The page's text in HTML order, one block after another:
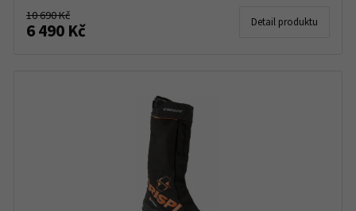
10 690 Kč
6 490 Kč Detail produktu